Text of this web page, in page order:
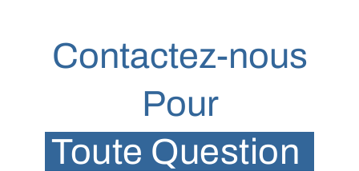
Contactez-nous
Pour
Toute Question